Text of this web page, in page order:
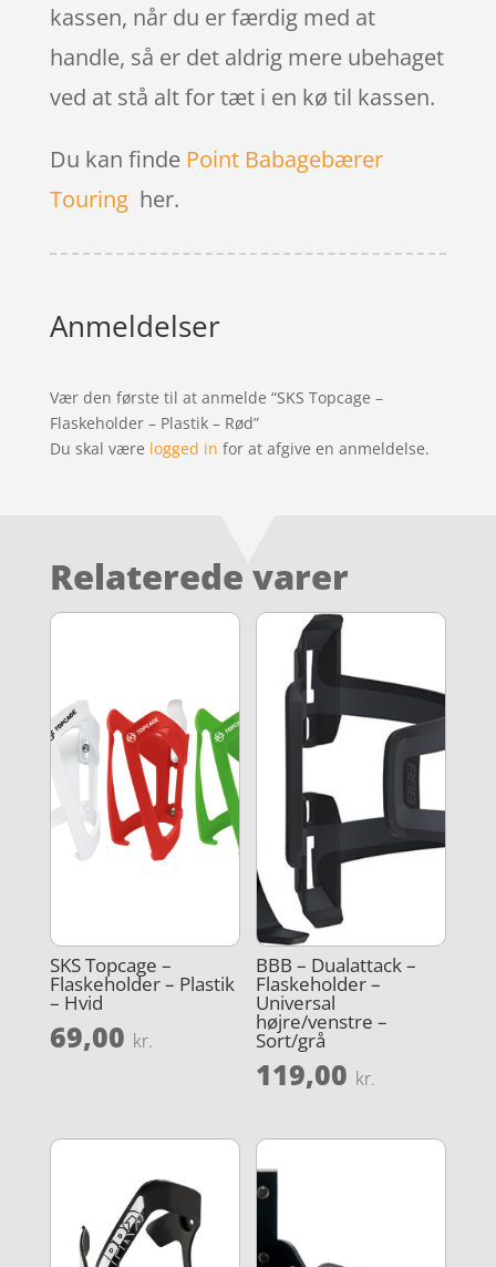
kassen, når du er færdig med at
handle, så er det aldrig mere ubehaget
ved at stå alt for tæt i en kø til kassen.
Du kan finde Point Babagebærer
Touringher.
Anmeldelser
Vær den første til at anmelde “SKS Topcage –
Flaskeholder – Plastik – Rød”
Du skal være logged in for at afgive en anmeldelse.
Relaterede varer
SKS Topcage –
Flaskeholder – Plastik
– Hvid
69,00 kr.
BBB – Dualattack –
Flaskeholder –
Universal
højre/venstre –
Sort/grå
119,00 kr.